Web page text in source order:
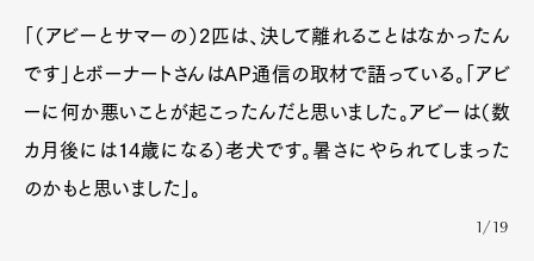
「（アビーとサマーの）2匹は、決して離れることはなかったん
です」とボーナートさんはAP通信の取材で語っている。「アビ
ーに何か悪いことが起こったんだと思いました。アビーは（数
カ月後には14歳になる）老犬です。暑さにやられてしまった
のかもと思いました」。
1/19